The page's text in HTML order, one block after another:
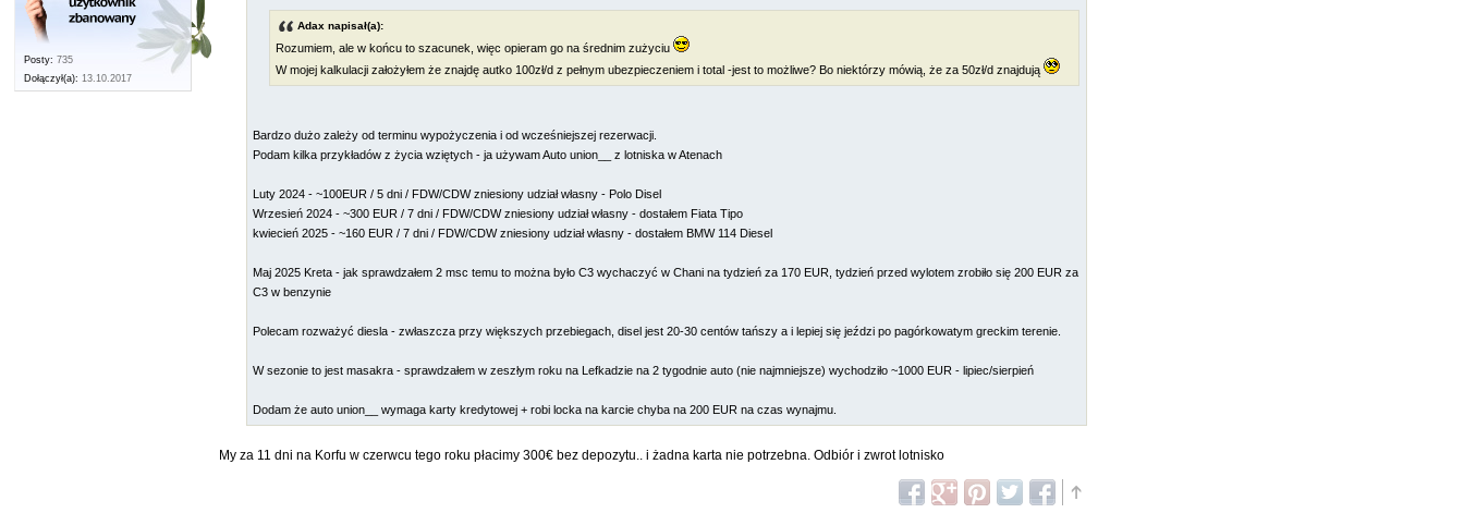
Posty: 735
Dołączył(a): 13.10.2017
Adax napisał(a):
Rozumiem, ale w końcu to szacunek, więc opieram go na średnim zużyciu
W mojej kalkulacji założyłem że znajdę autko 100zł/d z pełnym ubezpieczeniem i total -jest to możliwe? Bo niektórzy mówią, że za 50zł/d znajdują
Bardzo dużo zależy od terminu wypożyczenia i od wcześniejszej rezerwacji.
Podam kilka przykładów z życia wziętych - ja używam Auto union__ z lotniska w Atenach
Luty 2024 - ~100EUR / 5 dni / FDW/CDW zniesiony udział własny - Polo Disel
Wrzesień 2024 - ~300 EUR / 7 dni / FDW/CDW zniesiony udział własny - dostałem Fiata Tipo
kwiecień 2025 - ~160 EUR / 7 dni / FDW/CDW zniesiony udział własny - dostałem BMW 114 Diesel
Maj 2025 Kreta - jak sprawdzałem 2 msc temu to można było C3 wychaczyć w Chani na tydzień za 170 EUR, tydzień przed wylotem zrobiło się 200 EUR za
C3 w benzynie
Polecam rozważyć diesla - zwłaszcza przy większych przebiegach, disel jest 20-30 centów tańszy a i lepiej się jeździ po pagórkowatym greckim terenie.
W sezonie to jest masakra - sprawdzałem w zeszłym roku na Lefkadzie na 2 tygodnie auto (nie najmniejsze) wychodziło ~1000 EUR - lipiec/sierpień
Dodam że auto union__ wymaga karty kredytowej + robi locka na karcie chyba na 200 EUR na czas wynajmu.
My za 11 dni na Korfu w czerwcu tego roku płacimy 300€ bez depozytu.. i żadna karta nie potrzebna. Odbiór i zwrot lotnisko